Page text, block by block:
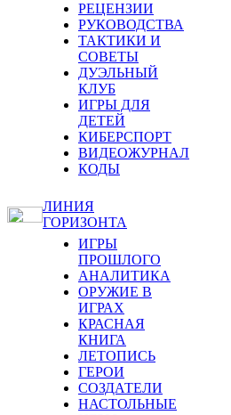
РЕЦЕНЗИИ
РУКОВОДСТВА
ТАКТИКИ И
СОВЕТЫ
ДУЭЛЬНЫЙ
КЛУБ
ИГРЫ ДЛЯ
ДЕТЕЙ
КИБЕРСПОРТ
ВИДЕОЖУРНАЛ
КОДЫ
ЛИНИЯ
ГОРИЗОНТА
ИГРЫ
ПРОШЛОГО
АНАЛИТИКА
ОРУЖИЕ В
ИГРАХ
КРАСНАЯ
КНИГА
ЛЕТОПИСЬ
ГЕРОИ
СОЗДАТЕЛИ
НАСТОЛЬНЫЕ